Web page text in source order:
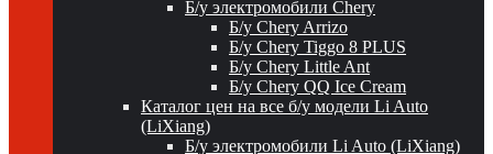
Б/у электромобили Chery
Б/у Chery Arrizo
Б/у Chery Tiggo 8 PLUS
Б/у Chery Little Ant
Б/у Chery QQ Ice Cream
Каталог цен на все б/у модели Li Auto
(LiXiang)
Б/у электромобили Li Auto (LiXiang)